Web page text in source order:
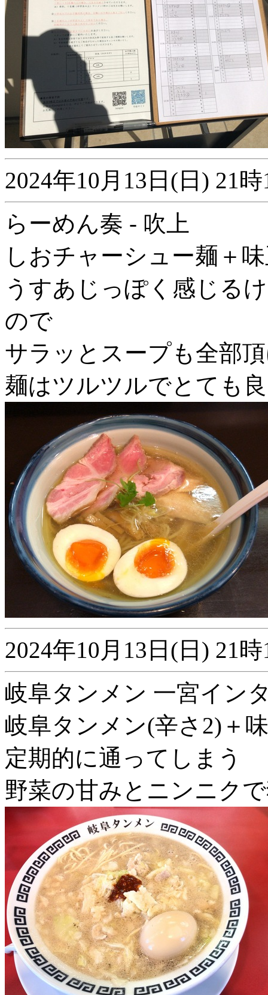
2024年10月13日(日) 21
らーめん奏 - 吹上
しおチャーシュー麺＋
うすあじっぽく感じる
ので
サラッとスープも全部
麺はツルツルでとても
2024年10月13日(日) 21
岐阜タンメン 一宮イン
岐阜タンメン(辛さ2)＋
定期的に通ってしまう
野菜の甘みとニンニク